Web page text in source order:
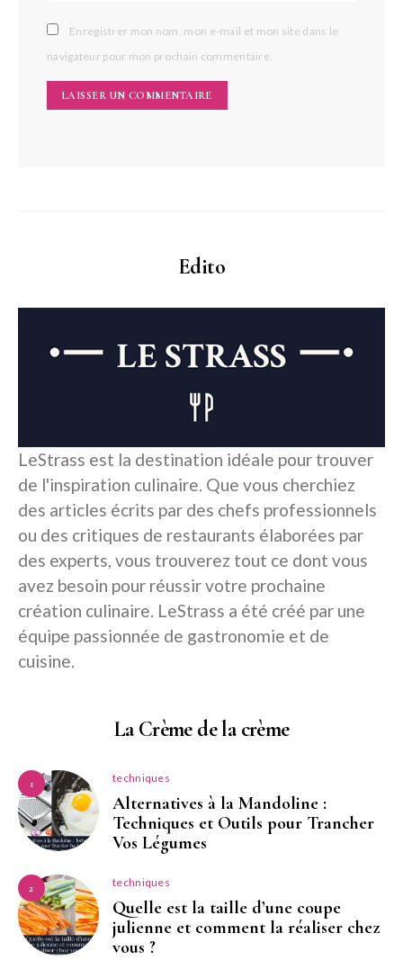
Enregistrer mon nom, mon e-mail et mon site dans le
navigateur pour mon prochain commentaire.
Edito
LeStrass est la destination idéale pour trouver
de l'inspiration culinaire. Que vous cherchiez
des articles écrits par des chefs professionnels
ou des critiques de restaurants élaborées par
des experts, vous trouverez tout ce dont vous
avez besoin pour réussir votre prochaine
création culinaire. LeStrass a été créé par une
équipe passionnée de gastronomie et de
cuisine.
La Crème de la crème
1 techniques
Alternatives à la Mandoline :
Techniques et Outils pour Trancher
Vos Légumes
2 techniques
Quelle est la taille d’une coupe
julienne et comment la réaliser chez
vous ?